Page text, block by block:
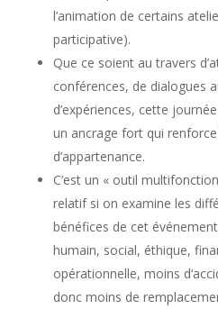
l’animation de certains
participative).
Que ce soient au travers
conférences, de dialogues
d’expériences, cette
un ancrage fort qui
d’appartenance.
C’est un « outil
relatif si on examine les
bénéfices de cet
humain, social, éthique,
opérationnelle, moins
donc moins de